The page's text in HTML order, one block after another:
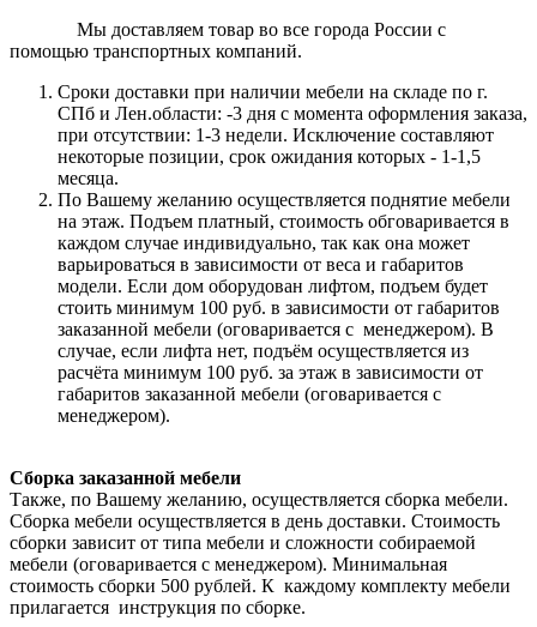
Мы доставляем товар во все города России с
помощью транспортных компаний.
Сроки доставки при наличии мебели на складе по г.
СПб и Лен.области: -3 дня с момента оформления заказа,
при отсутствии: 1-3 недели. Исключение составляют
некоторые позиции, срок ожидания которых - 1-1,5
месяца.
По Вашему желанию осуществляется поднятие мебели
на этаж. Подъем платный, стоимость обговаривается в
каждом случае индивидуально, так как она может
варьироваться в зависимости от веса и габаритов
модели. Если дом оборудован лифтом, подъем будет
стоить минимум 100 руб. в зависимости от габаритов
заказанной мебели (оговаривается с менеджером). В
случае, если лифта нет, подъём осуществляется из
расчёта минимум 100 руб. за этаж в зависимости от
габаритов заказанной мебели (оговаривается с
менеджером).
Сборка заказанной мебели
Также, по Вашему желанию, осуществляется сборка мебели.
Сборка мебели осуществляется в день доставки. Стоимость
сборки зависит от типа мебели и сложности собираемой
мебели (оговаривается с менеджером). Минимальная
стоимость сборки 500 рублей. К каждому комплекту мебели
прилагается инструкция по сборке.